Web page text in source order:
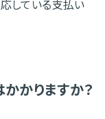
している支払い
かりますか？